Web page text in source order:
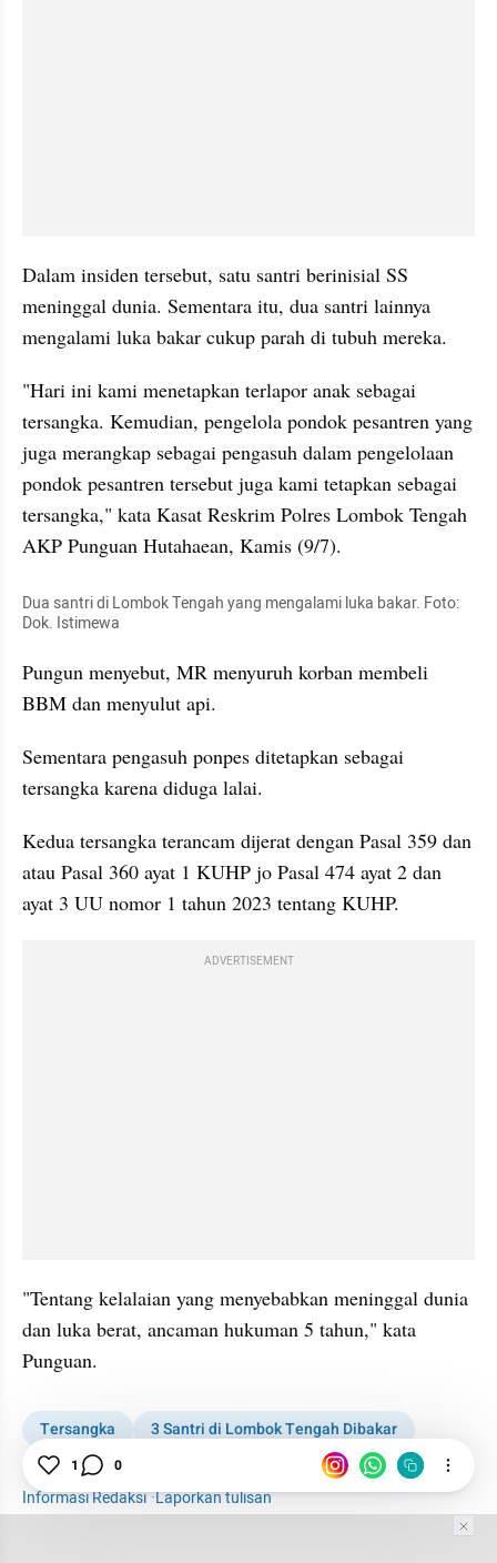
Dalam insiden tersebut, satu santri berinisial SS
meninggal dunia. Sementara itu, dua santri lainnya
mengalami luka bakar cukup parah di tubuh mereka.
"Hari ini kami menetapkan terlapor anak sebagai
tersangka. Kemudian, pengelola pondok pesantren yang
juga merangkap sebagai pengasuh dalam pengelolaan
pondok pesantren tersebut juga kami tetapkan sebagai
tersangka," kata Kasat Reskrim Polres Lombok Tengah
AKP Punguan Hutahaean, Kamis (9/7).
Dua santri di Lombok Tengah yang mengalami luka bakar. Foto:
Dok. Istimewa
Pungun menyebut, MR menyuruh korban membeli
BBM dan menyulut api.
Sementara pengasuh ponpes ditetapkan sebagai
tersangka karena diduga lalai.
Kedua tersangka terancam dijerat dengan Pasal 359 dan
atau Pasal 360 ayat 1 KUHP jo Pasal 474 ayat 2 dan
ayat 3 UU nomor 1 tahun 2023 tentang KUHP.
ADVERTISEMENT
"Tentang kelalaian yang menyebabkan meninggal dunia
dan luka berat, ancaman hukuman 5 tahun," kata
Punguan.
Tersangka
3 Santri di Lombok Tengah Dibakar
Santri
News
Informasi Redaksi·Laporkan tulisan
1 0